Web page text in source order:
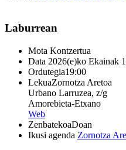
Laburrean
Mota Kontzertua
Data 2026(e)ko Ekainak
Ordutegia19:00
LekuaZornotza Aretoa
Urbano Larruzea, z/g
Amorebieta-Etxano
Web
ZenbatekoaDoan
Ikusi agenda Zornotza